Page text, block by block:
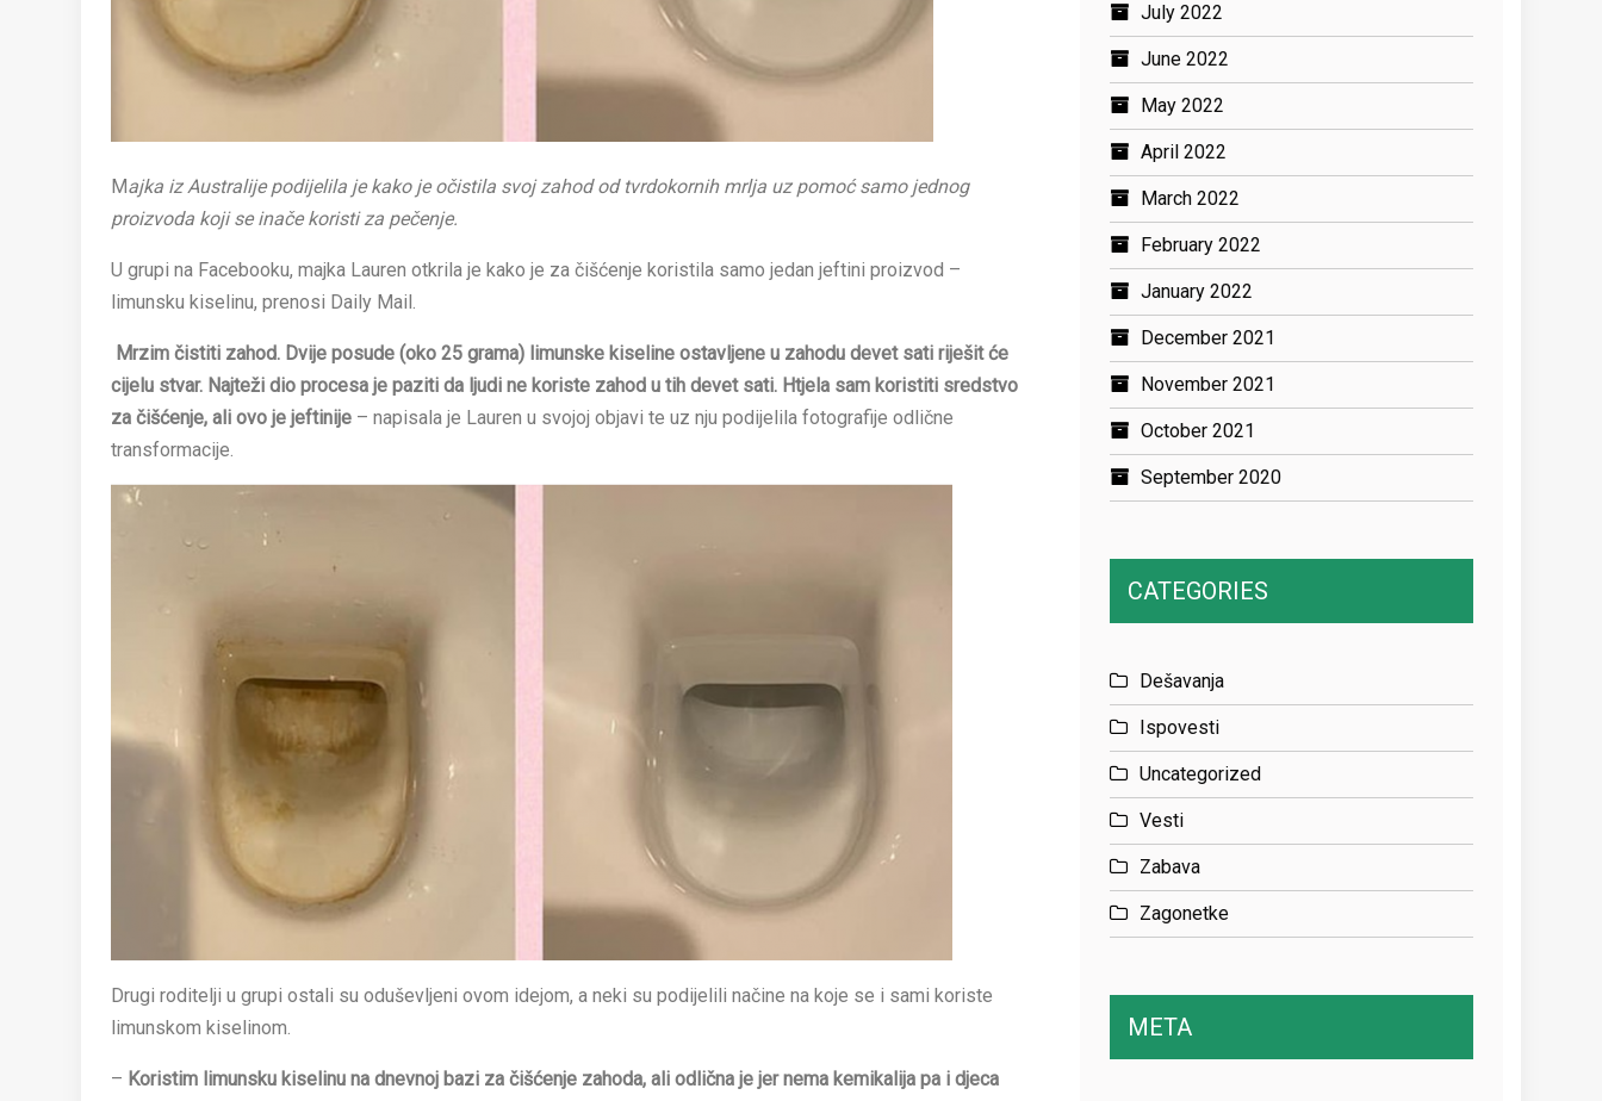
Majka iz Australije podijelila je kako je očistila svoj zahod od tvrdokornih mrlja uz pomoć samo jednog
proizvoda koji se inače koristi za pečenje.
U grupi na Facebooku, majka Lauren otkrila je kako je za čišćenje koristila samo jedan jeftini proizvod –
limunsku kiselinu, prenosi Daily Mail.
Mrzim čistiti zahod. Dvije posude (oko 25 grama) limunske kiseline ostavljene u zahodu devet sati riješit će
cijelu stvar. Najteži dio procesa je paziti da ljudi ne koriste zahod u tih devet sati. Htjela sam koristiti sredstvo
za čišćenje, ali ovo je jeftinije – napisala je Lauren u svojoj objavi te uz nju podijelila fotografije odlične
transformacije.
Drugi roditelji u grupi ostali su oduševljeni ovom idejom, a neki su podijelili načine na koje se i sami koriste
limunskom kiselinom.
– Koristim limunsku kiselinu na dnevnoj bazi za čišćenje zahoda, ali odlična je jer nema kemikalija pa i djeca
July 2022
June 2022
May 2022
April 2022
March 2022
February 2022
January 2022
December 2021
November 2021
October 2021
September 2020
CATEGORIES
Dešavanja
Ispovesti
Uncategorized
Vesti
Zabava
Zagonetke
META